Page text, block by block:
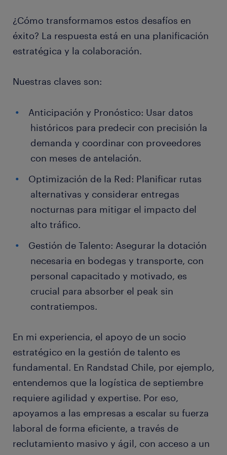
¿Cómo transformamos estos desafíos en
éxito? La respuesta está en una planificación
estratégica y la colaboración.
Nuestras claves son:
Anticipación y Pronóstico: Usar datos
históricos para predecir con precisión la
demanda y coordinar con proveedores
con meses de antelación.
Optimización de la Red: Planificar rutas
alternativas y considerar entregas
nocturnas para mitigar el impacto del
alto tráfico.
Gestión de Talento: Asegurar la dotación
necesaria en bodegas y transporte, con
personal capacitado y motivado, es
crucial para absorber el peak sin
contratiempos.
En mi experiencia, el apoyo de un socio
estratégico en la gestión de talento es
fundamental. En Randstad Chile, por ejemplo,
entendemos que la logística de septiembre
requiere agilidad y expertise. Por eso,
apoyamos a las empresas a escalar su fuerza
laboral de forma eficiente, a través de
reclutamiento masivo y ágil, con acceso a un